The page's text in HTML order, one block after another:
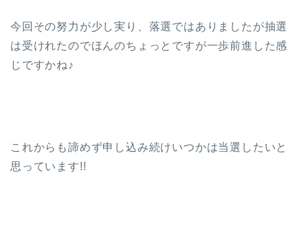
今回その努力が少し実り、落選ではありましたが抽選
は受けれたのでほんのちょっとですが一歩前進した感
じですかね♪
これからも諦めず申し込み続けいつかは当選したいと
思っています!!